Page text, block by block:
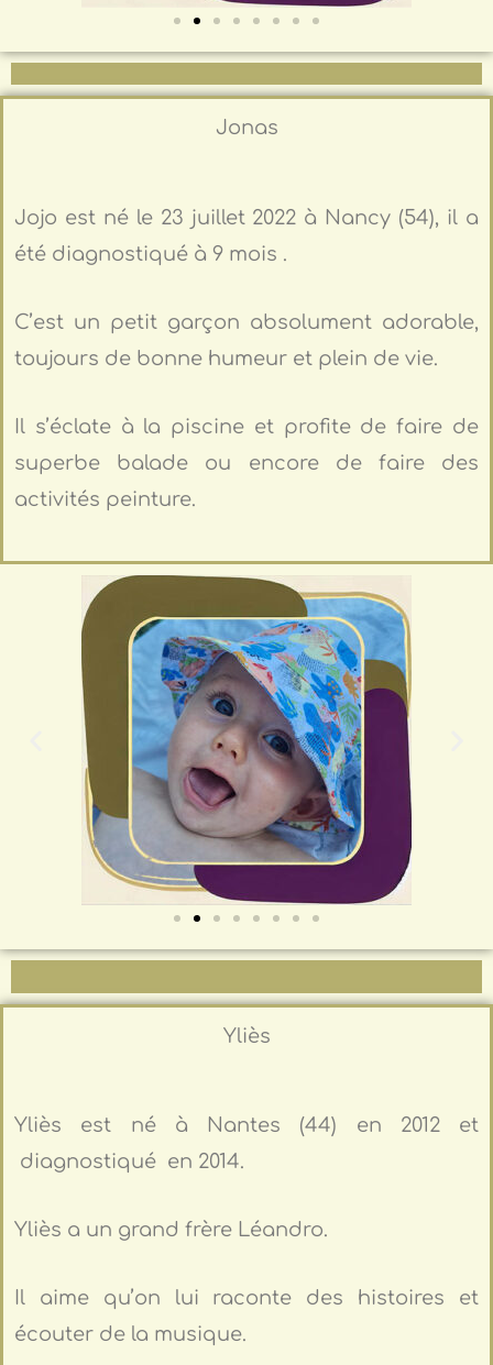
Jonas
Jojo est né le 23 juillet 2022 à Nancy (54), il a
été diagnostiqué à 9 mois .
C’est un petit garçon absolument adorable,
toujours de bonne humeur et plein de vie.
Il s’éclate à la piscine et profite de faire de
superbe balade ou encore de faire des
activités peinture.
Yliès
Yliès est né à Nantes (44) en 2012 et
diagnostiqué en 2014.
Yliès a un grand frère Léandro.
Il aime qu’on lui raconte des histoires et
écouter de la musique.